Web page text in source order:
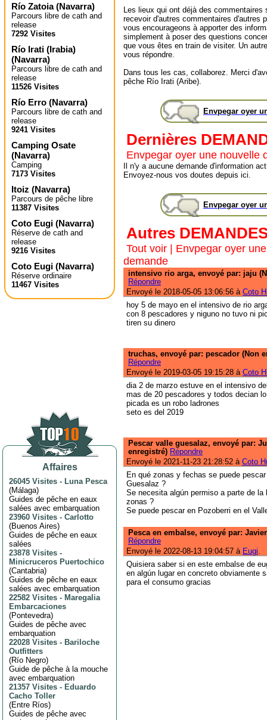
Río Zatoia(Navarra)
Parcours libre de cath and
release
7292 Visites
Río Irati (Irabia)
(Navarra)
Parcours libre de cath and
release
11526 Visites
Río Erro (Navarra)
Parcours libre de cath and
release
9241 Visites
Camping Osate
(Navarra)
Camping
7173 Visites
Itoiz (Navarra)
Parcours de pêche libre
11387 Visites
Coto Eugi (Navarra)
Réserve de cath and
release
9216 Visites
Coto Eugi (Navarra)
Réserve ordinaire
11467 Visites
Affaires
26045 Visites - Luna Pesca
(Málaga)
Guides de pêche en eaux
salées avec embarquation
23960 Visites - Carlotto
(Buenos Aires)
Guides de pêche en eaux
salées
23878 Visites -
Minicruceros Puertochico
(Cantabria)
Guides de pêche en eaux
salées avec embarquation
22582 Visites - Maregalia
Embarcaciones
(Pontevedra)
Guides de pêche avec
embarquation
22028 Visites - Bariloche
Outfitters
(Río Negro)
Guide de pêche à la mouche
avec embarquation
21357 Visites - Eduardo
Cacho Toller
(Entre Ríos)
Guides de pêche avec
Les lieux qui ont déjà des commentaires
recevoir d'autres commentaires d'autres
vous encourageons à apporter des
simplement à poser des questions
que vous êtes en train de visiter. Un
vous répondre.
Dans tous les cas, collaborez. Merci
pêche Río Irati (Aribe).
Envpegar oyer
Dernières
Envpegar oyer une nouvelle
Il n'y a aucune demande d'information
Envoyez-nous vos doutes depuis ici.
Envpegar oyer
Autres
Tout voir | Envpegar oyer
demande
intensivo rio arga, envoyé par: jaju
Répondre
Envoyé le 2018-05-05 13:06:56 à Coto
hoy 5 de mayo en el intensivo de rio
con 8 pescadores y niguno no tuvo ni
tiren su dinero
truchas, envoyé par: pescador (Non
Répondre
Envoyé le 2019-03-05 19:15:28 à Coto
dia 2 de marzo estuve en el intensivo
mas de 20 pescadores y todos decian
picada es un robo ladrones
seto es del 2019
Pescar valle guesalaz, envoyé par:
enregistré) Répondre
Envoyé le 2021-11-23 21:28:52 à Coto
En qué zonas y fechas se puede
Guesalaz ?
Se necesita algún permiso a parte de la
zonas ?
Se puede pescar en Pozoberri en el
Pesca en embalse, envoyé par:
Répondre
Envoyé le 2022-08-13 19:04:57 à Eugi
Quisiera saber si en este embalse de
en algún lugar en concreto obviamente
para el consumo gracias